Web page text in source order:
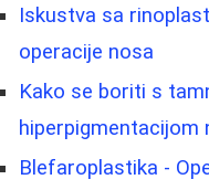
Iskustva sa
operacije nosa
Kako se boriti s
hiperpigmentacijom
Blefaroplastika -